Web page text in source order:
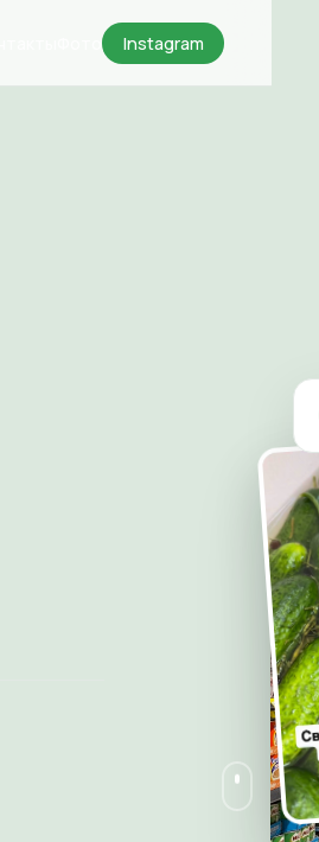
Фото Instagram